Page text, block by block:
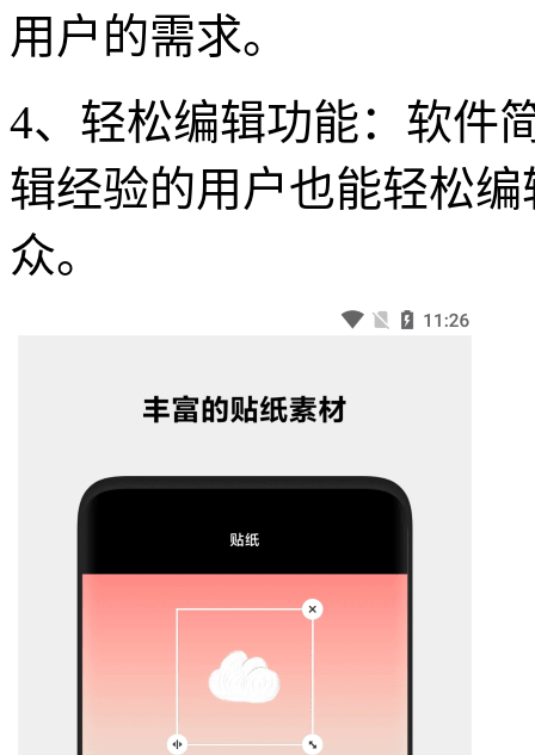
用户的需求。
4、轻松编辑功能：软件
辑经验的用户也能轻松
众。